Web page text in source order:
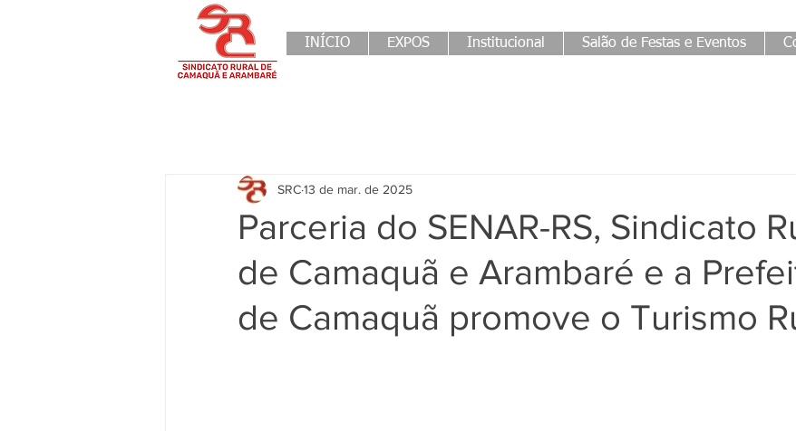
INÍCIO EXPOS Institucional Salão de Festas e Eventos
Parceria do SENAR-RS, Sindicato
de Camaquã e Arambaré e a
de Camaquã promove o Turismo
SRC13 de mar. de 2025